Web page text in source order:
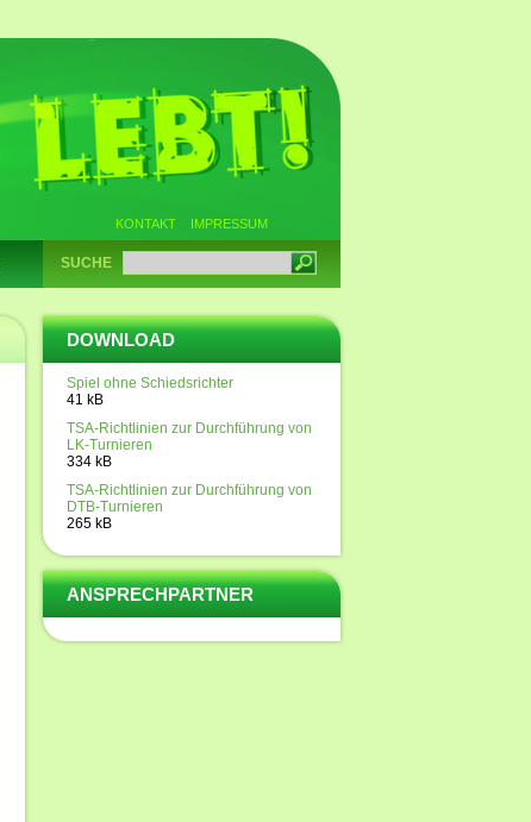
KONTAKT IMPRESSUM
SUCHE
DOWNLOAD
Spiel ohne Schiedsrichter
41 kB
TSA-Richtlinien zur Durchführung von
LK-Turnieren
334 kB
TSA-Richtlinien zur Durchführung von
DTB-Turnieren
265 kB
ANSPRECHPARTNER